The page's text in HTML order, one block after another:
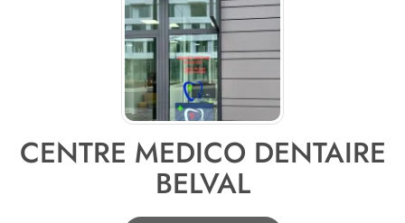
CENTRE MEDICO DENTAIRE
BELVAL